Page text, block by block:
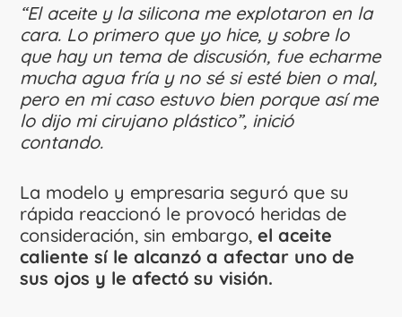
“El aceite y la silicona me explotaron en la
cara. Lo primero que yo hice, y sobre lo
que hay un tema de discusión, fue echarme
mucha agua fría y no sé si esté bien o mal,
pero en mi caso estuvo bien porque así me
lo dijo mi cirujano plástico”, inició
contando.
La modelo y empresaria seguró que su
rápida reaccionó le provocó heridas de
consideración, sin embargo, el aceite
caliente sí le alcanzó a afectar uno de
sus ojos y le afectó su visión.